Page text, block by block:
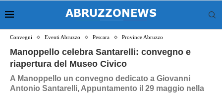
Convegni Eventi Abruzzo Pescara Province Abruzzo
Manoppello celebra Santarelli: convegno e
riapertura del Museo Civico
A Manoppello un convegno dedicato a Giovanni
Antonio Santarelli, Appuntamento il 29 maggio nella